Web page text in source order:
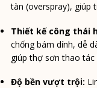
tàn (overspray), giúp
Thiết kế công thái
chống bám dính, dễ
giúp thợ sơn thao tác
Độ bền vượt trội: